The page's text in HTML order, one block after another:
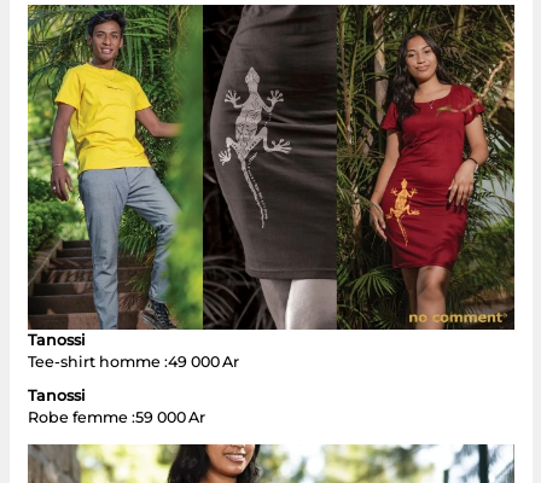
Tanossi
Tee-shirt homme :49 000 Ar
Tanossi
Robe femme :59 000 Ar